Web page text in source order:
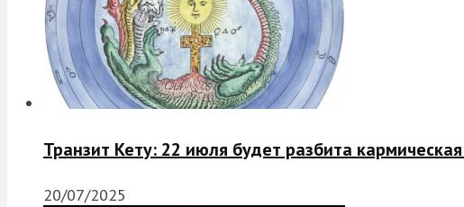
Транзит Кету: 22 июля будет разбита
20/07/2025